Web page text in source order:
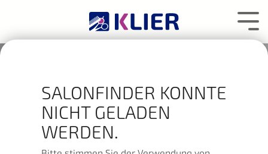
SALONFINDER KONNTE
NICHT GELADEN
WERDEN.